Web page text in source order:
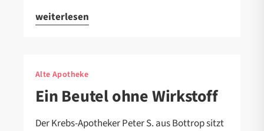
weiterlesen
Alte Apotheke
Ein Beutel ohne Wirkstoff
Der Krebs-Apotheker Peter S. aus Bottrop sitzt